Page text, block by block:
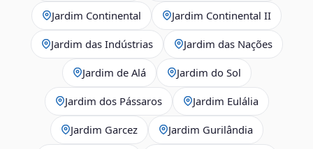
Jardim Continental Jardim Continental II
Jardim das Indústrias Jardim das Nações
Jardim de Alá Jardim do Sol
Jardim dos Pássaros Jardim Eulália
Jardim Garcez Jardim Gurilândia